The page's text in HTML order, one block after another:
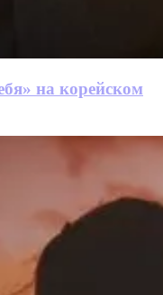
на корейском